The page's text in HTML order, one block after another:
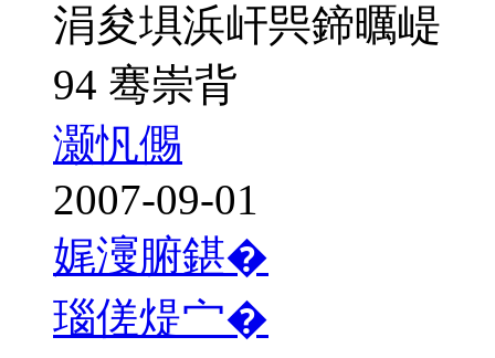
涓夋埧浜屽巺鍗曞崼
94 骞崇背
灏忛儩
2007-09-01
娓濅腑鍖�
瑙傞煶宀�